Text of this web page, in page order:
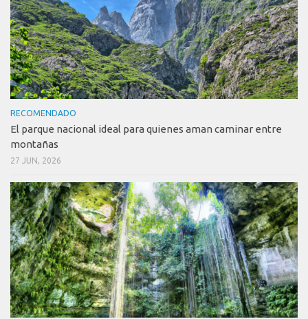
RECOMENDADO
El parque nacional ideal para quienes aman caminar entre
montañas
27 JUN, 2026